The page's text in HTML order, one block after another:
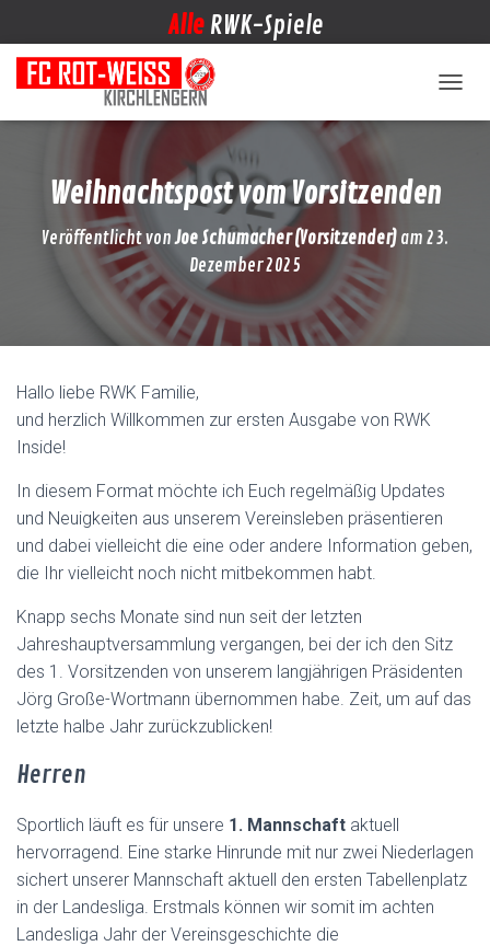
Alle RWK-Spiele
Weihnachtspost vom Vorsitzenden
Veröffentlicht vonJoe Schumacher (Vorsitzender) am 23.
Dezember 2025
Hallo liebe RWK Familie,
und herzlich Willkommen zur ersten Ausgabe von RWK
Inside!
In diesem Format möchte ich Euch regelmäßig Updates
und Neuigkeiten aus unserem Vereinsleben präsentieren
und dabei vielleicht die eine oder andere Information geben,
die Ihr vielleicht noch nicht mitbekommen habt.
Knapp sechs Monate sind nun seit der letzten
Jahreshauptversammlung vergangen, bei der ich den Sitz
des 1. Vorsitzenden von unserem langjährigen Präsidenten
Jörg Große-Wortmann übernommen habe. Zeit, um auf das
letzte halbe Jahr zurückzublicken!
Herren
Sportlich läuft es für unsere 1. Mannschaft aktuell
hervorragend. Eine starke Hinrunde mit nur zwei Niederlagen
sichert unserer Mannschaft aktuell den ersten Tabellenplatz
in der Landesliga. Erstmals können wir somit im achten
Landesliga Jahr der Vereinsgeschichte die